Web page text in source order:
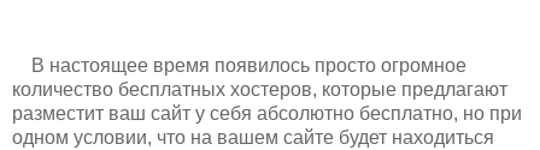
В настоящее время появилось просто огромное
количество бесплатных хостеров, которые предлагают
разместит ваш сайт у себя абсолютно бесплатно, но при
одном условии, что на вашем сайте будет находиться